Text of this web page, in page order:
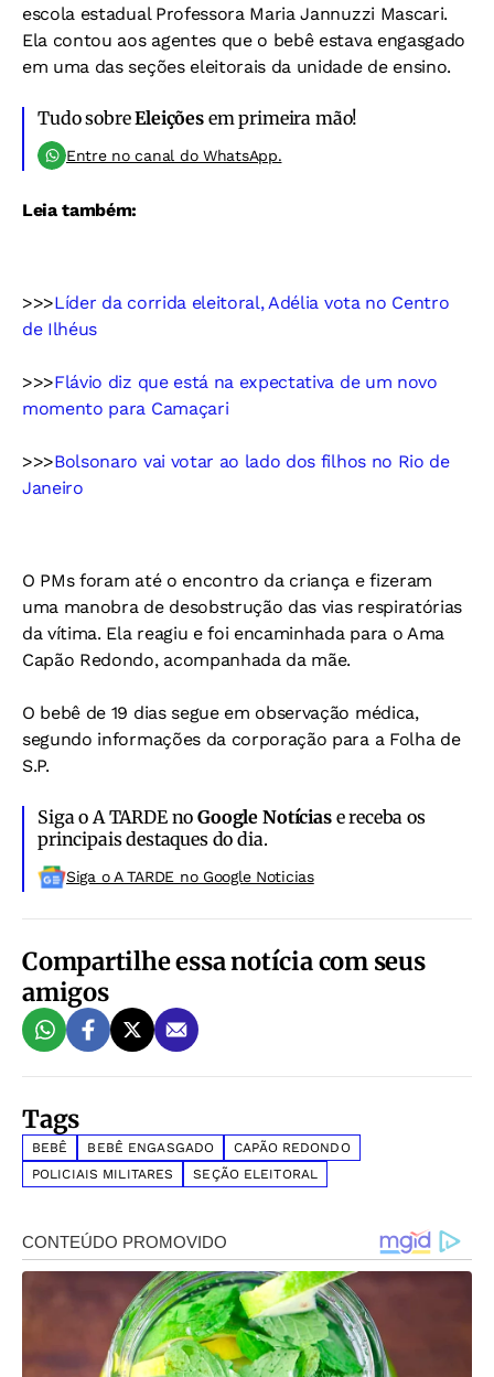
escola estadual Professora Maria Jannuzzi Mascari.
Ela contou aos agentes que o bebê estava engasgado
em uma das seções eleitorais da unidade de ensino.
Tudo sobreEleiçõesem primeira mão!
Entre no canal do WhatsApp.
Leia também:
>>>Líder da corrida eleitoral, Adélia vota no Centro
de Ilhéus
>>>Flávio diz que está na expectativa de um novo
momento para Camaçari
>>>Bolsonaro vai votar ao lado dos filhos no Rio de
Janeiro
O PMs foram até o encontro da criança e fizeram
uma manobra de desobstrução das vias respiratórias
da vítima. Ela reagiu e foi encaminhada para o Ama
Capão Redondo, acompanhada da mãe.
O bebê de 19 dias segue em observação médica,
segundo informações da corporação para a Folha de
S.P.
Siga o A TARDE noGoogle Notíciase receba os
principais destaques do dia.
Siga o A TARDE no Google Noticias
Compartilhe essa notícia com seus
amigos
Tags
BEBÊ BEBÊ ENGASGADO
CAPÃO REDONDO
POLICIAIS MILITARES
SEÇÃO ELEITORAL